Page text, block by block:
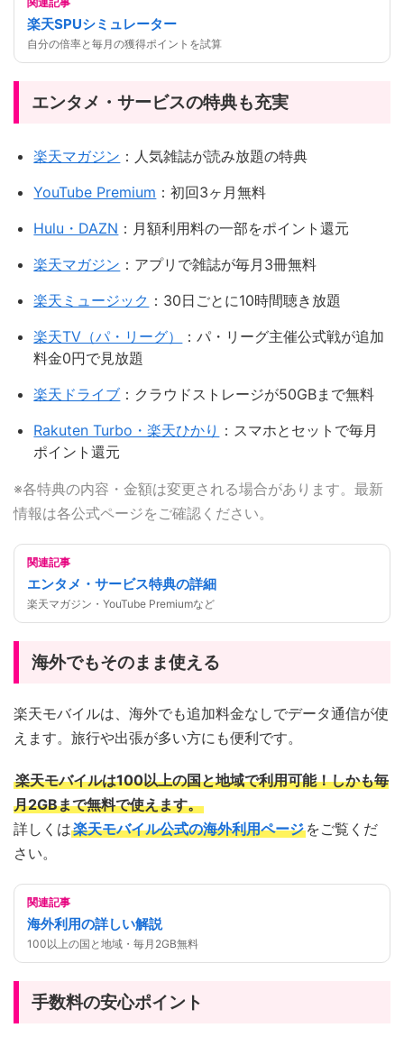
楽天SPUシミュレーター
自分の倍率と毎月の獲得ポイントを試算
エンタメ・サービスの特典も充実
楽天マガジン ：人気雑誌が読み放題の特典
YouTube Premium ：初回3ヶ月無料
Hulu・DAZN ：月額利用料の一部をポイント還元
楽天マガジン ：アプリで雑誌が毎月3冊無料
楽天ミュージック ：30日ごとに10時間聴き放題
楽天TV（パ・リーグ）
：パ・リーグ主催公式戦が追加
料金0円で見放題
楽天ドライブ ：クラウドストレージが50GBまで無料
Rakuten Turbo・楽天ひかり ：スマホとセットで毎月
ポイント還元
※各特典の内容・金額は変更される場合があります。最新
情報は各公式ページをご確認ください。
関連記事
エンタメ・サービス特典の詳細
楽天マガジン・YouTube Premiumなど
海外でもそのまま使える
楽天モバイルは、海外でも追加料金なしでデータ通信が使
えます。旅行や出張が多い方にも便利です。
楽天モバイルは100以上の国と地域で利用可能！しかも毎
月2GBまで無料で使えます。
詳しくは楽天モバイル公式の海外利用ページ をご覧くだ
さい。
関連記事
海外利用の詳しい解説
100以上の国と地域・毎月2GB無料
手数料の安心ポイント